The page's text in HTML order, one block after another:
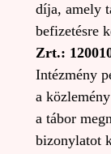
díja, amely
befizetésre
Zrt.:
Intézmény
a
a tábor
bizonylatot